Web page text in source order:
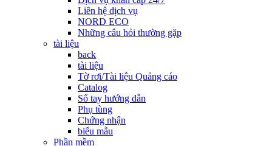
Liên hệ dịch vụ
NORD ECO
Những câu hỏi thường gặp
tài liệu
back
tài liệu
Tờ rơi/Tài liệu Quảng cáo
Catalog
Sổ tay hướng dẫn
Phụ tùng
Chứng nhận
biểu mẫu
Phần mềm